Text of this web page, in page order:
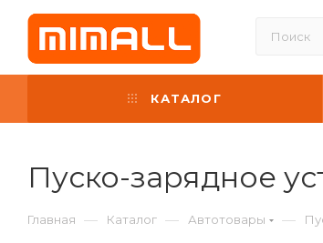
КАТАЛОГ
Пуско-зарядное
Главная — Каталог — Автотовары —